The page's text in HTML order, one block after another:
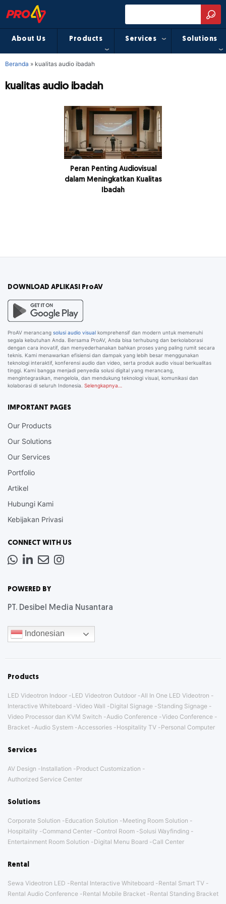
About Us Products Services Solutions
Beranda » kualitas audio ibadah
kualitas audio ibadah
Peran Penting Audiovisual
dalam Meningkatkan Kualitas
Ibadah
DOWNLOAD APLIKASI ProAV
ProAV merancang solusi audio visual komprehensif dan modern untuk memenuhi
segala kebutuhan Anda. Bersama ProAV, Anda bisa terhubung dan berkolaborasi
dengan cara inovatif, dan menyederhanakan bahkan proses yang paling rumit secara
teknis. Kami menawarkan efisiensi dan dampak yang lebih besar menggunakan
teknologi interaktif, konferensi audio dan video, serta produk audio visual berkualitas
tinggi. Kami bangga menjadi penyedia solusi digital yang merancang,
mengintegrasikan, mengelola, dan mendukung teknologi visual, komunikasi dan
kolaborasi di seluruh Indonesia. Selengkapnya…
IMPORTANT PAGES
Our Products
Our Solutions
Our Services
Portfolio
Artikel
Hubungi Kami
Kebijakan Privasi
CONNECT WITH US
Whatsapp
LinkedIn
NewsInstagram
POWERED BY
PT. Desibel Media Nusantara
Indonesian
Products
LED Videotron Indoor LED Videotron Outdoor
All In One LED Videotron
Interactive Whiteboard Video Wall Digital Signage
Standing Signage
Video Processor dan KVM Switch
Audio Conference Video Conference
Bracket
Audio System Accessories Hospitality TV Personal Computer
Services
AV Design Installation
Product Customization
Authorized Service Center
Solutions
Corporate Solution Education Solution
Meeting Room Solution
Hospitality
Command Center Control Room
Solusi Wayfinding
Entertainment Room Solution
Digital Menu Board Call Center
Rental
Sewa Videotron LED Rental Interactive Whiteboard
Rental Smart TV
Rental Audio Conference
Rental Mobile Bracket Rental Standing Bracket